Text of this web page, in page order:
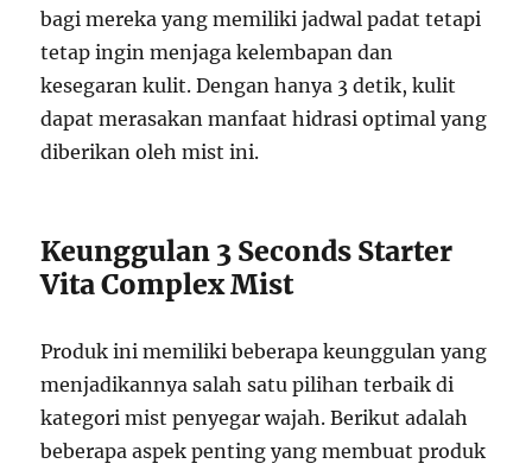
bagi mereka yang memiliki jadwal padat tetapi
tetap ingin menjaga kelembapan dan
kesegaran kulit. Dengan hanya 3 detik, kulit
dapat merasakan manfaat hidrasi optimal yang
diberikan oleh mist ini.
Keunggulan 3 Seconds Starter
Vita Complex Mist
Produk ini memiliki beberapa keunggulan yang
menjadikannya salah satu pilihan terbaik di
kategori mist penyegar wajah. Berikut adalah
beberapa aspek penting yang membuat produk